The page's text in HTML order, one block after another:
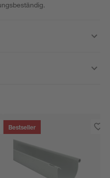
Bestseller